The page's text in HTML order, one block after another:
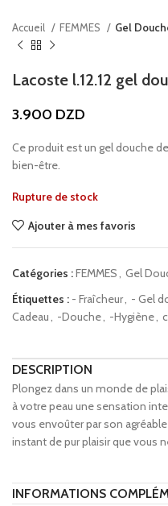
Accueil FEMMES Gel
Lacoste l.12.12 gel
3.900 DZD
Ce produit est un gel douche
bien-être.
Rupture de stock
Ajouter à mes favoris
Catégories :FEMMES, Gel
Étiquettes : - Fraîcheur, - Gel
Cadeau, -Douche, -Hygiène,
DESCRIPTION
Plongez dans un monde de
à votre peau une sensation
vous envoûter par son
instant de pur plaisir que vous
INFORMATIONS